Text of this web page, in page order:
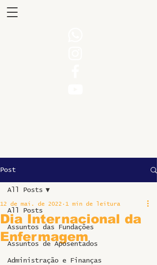
Post
All Posts
Assuntos das Fundações
Assuntos de Aposentados
Administração e Finanças
All Posts
Dia Internacional da
Enfermagem
12 de mai. de 2022 1 min de leitura